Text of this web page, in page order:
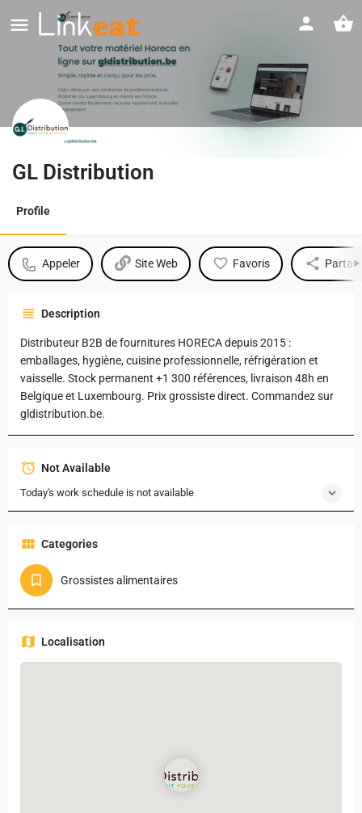
GL Distribution
Profile
Appeler Site Web Favoris
Description
Distributeur B2B de fournitures HORECA depuis 2015 :
emballages, hygiène, cuisine professionnelle, réfrigération et
vaisselle. Stock permanent +1 300 références, livraison 48h en
Belgique et Luxembourg. Prix grossiste direct. Commandez sur
gldistribution.be.
Not Available
Today's work schedule is not available
Categories
Grossistes alimentaires
Localisation